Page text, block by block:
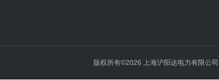
版权所有©2026 上海沪阳达电力有限公